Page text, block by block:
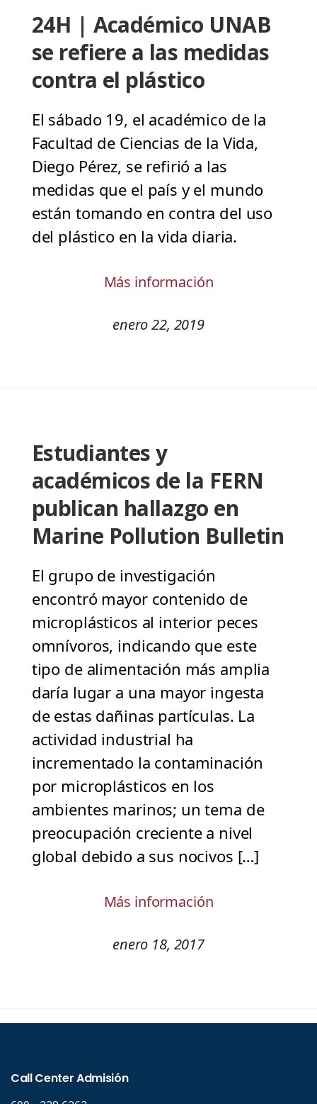
24H | Académico UNAB
se refiere a las medidas
contra el plástico
El sábado 19, el académico de la
Facultad de Ciencias de la Vida,
Diego Pérez, se refirió a las
medidas que el país y el mundo
están tomando en contra del uso
del plástico en la vida diaria.
Más información
enero 22, 2019
Estudiantes y
académicos de la FERN
publican hallazgo en
Marine Pollution Bulletin
El grupo de investigación
encontró mayor contenido de
microplásticos al interior peces
omnívoros, indicando que este
tipo de alimentación más amplia
daría lugar a una mayor ingesta
de estas dañinas partículas. La
actividad industrial ha
incrementado la contaminación
por microplásticos en los
ambientes marinos; un tema de
preocupación creciente a nivel
global debido a sus nocivos […]
Más información
enero 18, 2017